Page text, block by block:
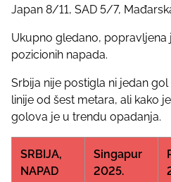
Japan 8/11, SAD 5/7,
Ukupno gledano, popravljena
pozicionih napada.
Srbija nije postigla ni jedan
linije od šest metara, ali kako
golova je u trendu opadanja.
SRBIJA,
NAPAD
Singapur
2025.